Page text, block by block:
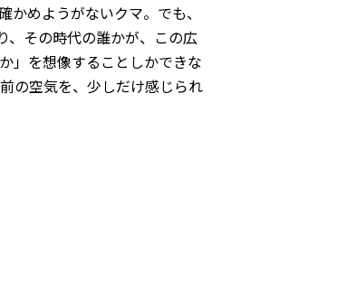
めようがないクマ。でも、
、その時代の誰かが、この広
」を想像することしかできな
の空気を、少しだけ感じられ